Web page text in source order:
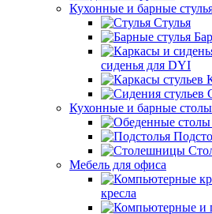
Кухонные и барные
Стулья
сиденья для DYI
Кухонные и барные столы
Мебель для офиса
кресла